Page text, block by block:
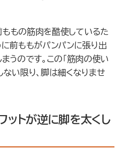
もの筋肉を酷使しているた
に前ももがパンパンに張り出
うのです。この「筋肉の使い
ない限り、脚は細くなりませ
トが逆に脚を太くし